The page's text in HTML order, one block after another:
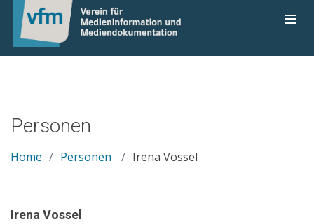
Personen
Home Personen Irena Vossel
Irena Vossel